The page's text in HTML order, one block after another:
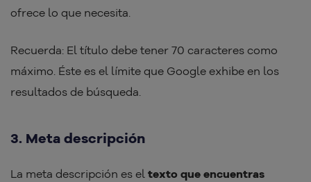
ofrece lo que necesita.
Recuerda: El título debe tener 70 caracteres como
máximo. Éste es el límite que Google exhibe en los
resultados de búsqueda.
3. Meta descripción
La meta descripción es el texto que encuentras